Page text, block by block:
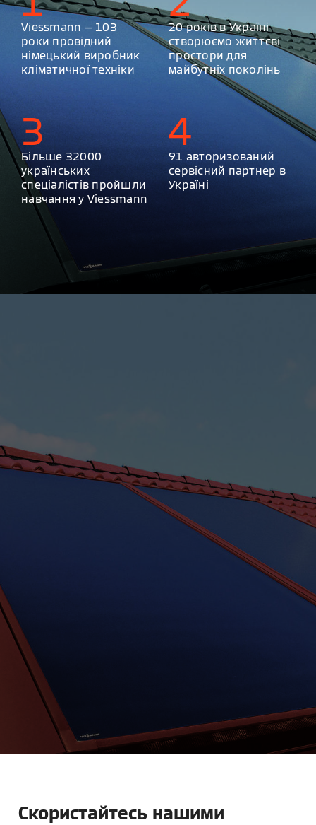
Viessmann — 103
роки провідний
німецький виробник
кліматичної техніки
20 років в Україні
створюємо життєві
простори для
майбутніх поколінь
3
Більше 32000
українських
спеціалістів пройшли
навчання у Viessmann
4
91 авторизований
сервісний партнер в
Україні
Скористайтесь нашими